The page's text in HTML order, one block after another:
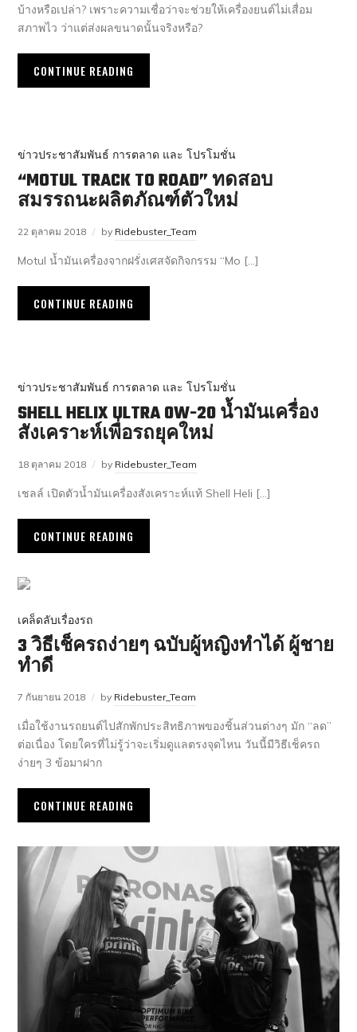
บ้างหรือเปล่า? เพราะความเชื่อว่าจะช่วยให้เครื่องยนต์ไม่เสื่อม
สภาพไว ว่าแต่ส่งผลขนาดนั้นจริงหรือ?
CONTINUE READING
ข่าวประชาสัมพันธ์ การตลาด และ โปรโมชั่น
“MOTUL TRACK TO ROAD” ทดสอบ
สมรรถนะผลิตภัณฑ์ตัวใหม่
22 ตุลาคม 2018 by Ridebuster_Team
Motul น้ำมันเครื่องจากฝรั่งเศสจัดกิจกรรม “Mo […]
CONTINUE READING
ข่าวประชาสัมพันธ์ การตลาด และ โปรโมชั่น
SHELL HELIX ULTRA 0W-20 น้ำมันเครื่อง
สังเคราะห์เพื่อรถยุคใหม่
18 ตุลาคม 2018 by Ridebuster_Team
เชลล์ เปิดตัวน้ำมันเครื่องสังเคราะห์แท้ Shell Heli […]
CONTINUE READING
เคล็ดลับเรื่องรถ
3 วิธีเช็ครถง่ายๆ ฉบับผู้หญิงทำได้ ผู้ชาย
ทำดี
7 กันยายน 2018 by Ridebuster_Team
เมื่อใช้งานรถยนต์ไปสักพักประสิทธิภาพของชิ้นส่วนต่างๆ มัก “ลด”
ต่อเนื่อง โดยใครที่ไม่รู้ว่าจะเริ่มดูแลตรงจุดไหน วันนี้มีวิธีเช็ครถ
ง่ายๆ 3 ข้อมาฝาก
CONTINUE READING